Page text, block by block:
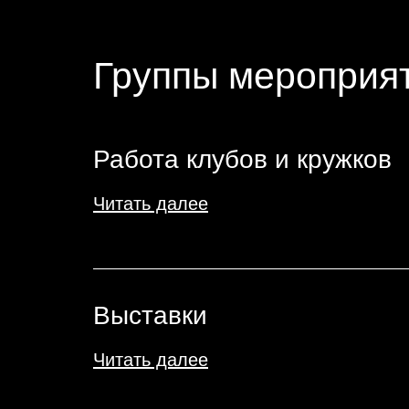
Группы
Работа клубов и кружков
Читать далее
Выставки
Читать далее